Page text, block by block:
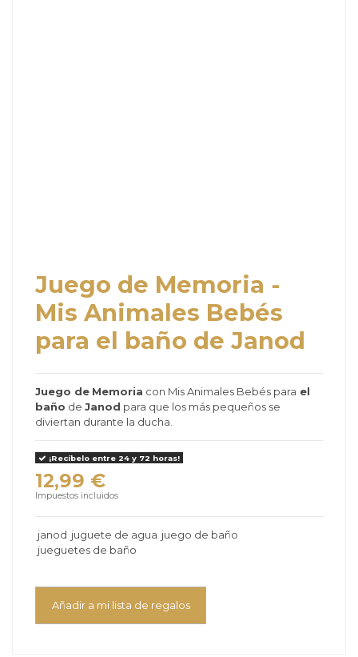
Juego de Memoria -
Mis Animales Bebés
para el baño de Janod
Juego de Memoria con Mis Animales Bebés para el
baño de Janod para que los más pequeños se
diviertan durante la ducha.
¡Recíbelo entre 24 y 72 horas!
12,99 €
Impuestos incluidos
janod juguete de agua juego de baño
jueguetes de baño
Añadir a mi lista de regalos